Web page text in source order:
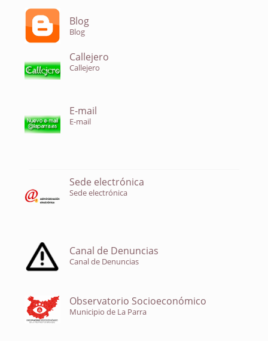
Blog
Blog
Callejero
Callejero
E-mail
E-mail
Sede electrónica
Sede electrónica
Canal de Denuncias
Canal de Denuncias
Observatorio Socioeconómico
Municipio de La Parra